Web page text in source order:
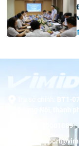
BT1-
Dương Nội, thành
19001089